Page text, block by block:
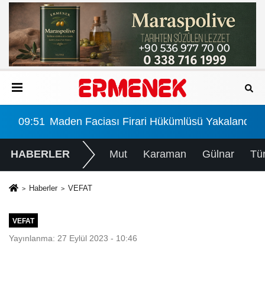
09:51 Maden Faciası Firari Hükümlüsü Yakalandı
HABERLER Mut Karaman Gülnar
Haberler VEFAT
VEFAT
Yayınlanma: 27 Eylül 2023 - 10:46